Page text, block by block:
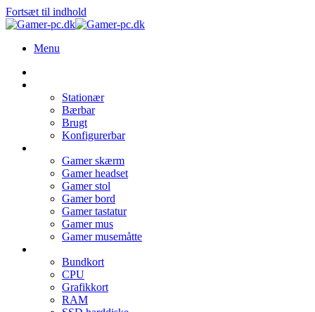
Fortsæt til indhold
Menu
Stationær
Bærbar
Brugt
Konfigurerbar
Gamer skærm
Gamer headset
Gamer stol
Gamer bord
Gamer tastatur
Gamer mus
Gamer musemåtte
Bundkort
CPU
Grafikkort
RAM